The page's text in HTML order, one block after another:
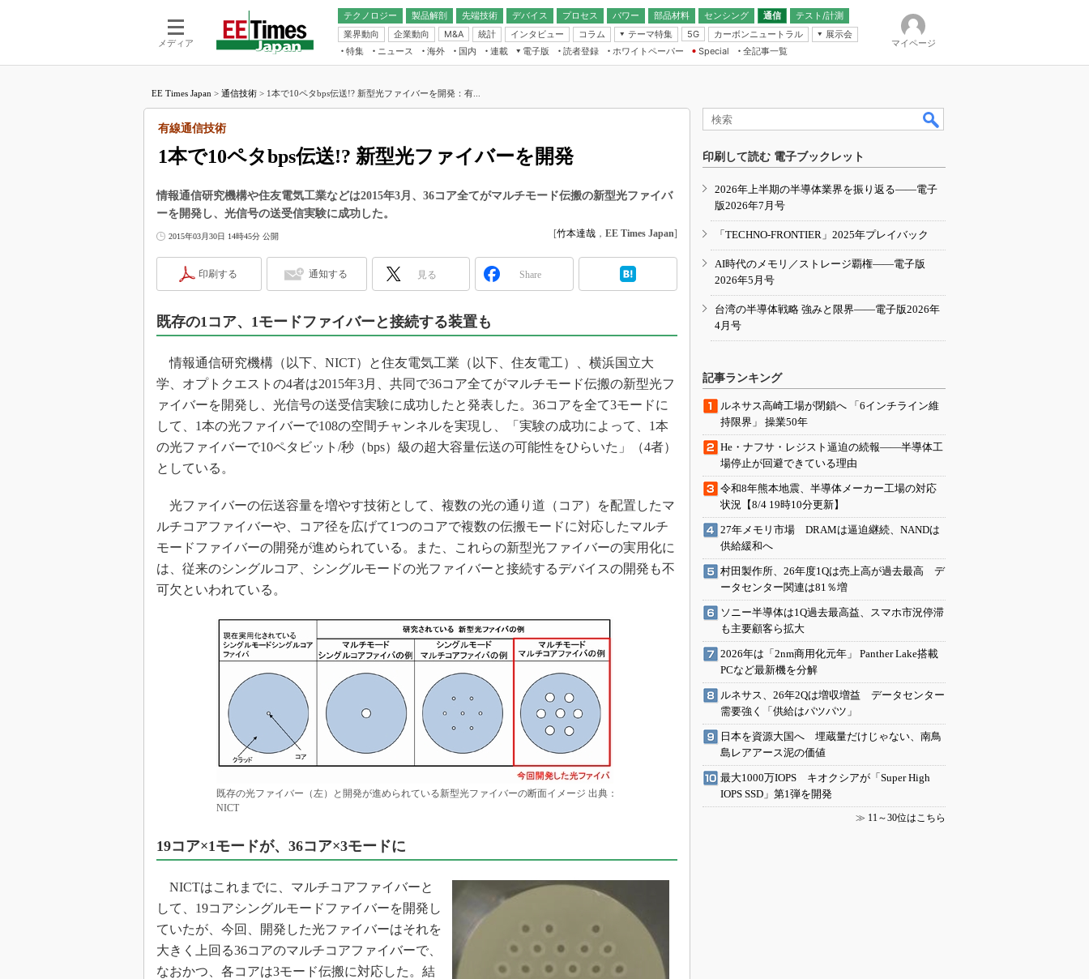
メディア
テクノロジー 製品解剖
先端技術
電池／エネルギー
デバイス
アナログ
マイコン
プロセス パワー 部品材料 センシング
通信
無線
テスト/計測
業界動向
企業動向 M&A 統計 インタビュー コラム
テーマ特集
フィジカルAI
読者調査（EE Times Research）
電源設計（EDN Japan）
エレクトロニクス入門（EDN
Japan）
5G カーボンニュートラル
展示会
IoT・エッジコンピューティング
EXPO
TECHNO-FRONTIER
人とくるま展
特集 ニュース 海外 国内
連載
福田昭のデバイス通信
大山聡の業界スコープ
リタイア直前エンジニアの社会人大
学漂流記
踊るバズワード ～Behind the
Buzzword
で起こること
光伝送技術を知る
“異端児エンジニア”が仕掛けた社内
改革、執念の180日
イノベーションは日本を救うのか
JASA発IoT通信
「英語に愛されないエンジニア」の
ための新行動論
電子版
電子ブックレット
読者登録 ホワイトペーパー
Special
全記事一覧
マイページ
EE Times Japan > 通信技術 > 1本で10ペタbps伝送!? 新型光ファイバーを開発：有...
1本で10ペタbps伝送!? 新型光ファイバーを開発
有線通信技術
情報通信研究機構や住友電気工業などは2015年3月、36コア全てがマルチモード伝搬の新型光ファイバ
ーを開発し、光信号の送受信実験に成功した。
2015年03月30日 14時45分 公開 [竹本達哉 ， EE Times Japan]
印刷する 通知する 見る Share
既存の1コア、1モードファイバーと接続する装置も
情報通信研究機構（以下、NICT）と住友電気工業（以下、住友電工）、横浜国立大
学、オプトクエストの4者は2015年3月、共同で36コア全てがマルチモード伝搬の新型光フ
ァイバーを開発し、光信号の送受信実験に成功したと発表した。36コアを全て3モードに
して、1本の光ファイバーで108の空間チャンネルを実現し、「実験の成功によって、1本
の光ファイバーで10ペタビット/秒（bps）級の超大容量伝送の可能性をひらいた」（4者）
としている。
光ファイバーの伝送容量を増やす技術として、複数の光の通り道（コア）を配置したマ
ルチコアファイバーや、コア径を広げて1つのコアで複数の伝搬モードに対応したマルチ
モードファイバーの開発が進められている。また、これらの新型光ファイバーの実用化に
は、従来のシングルコア、シングルモードの光ファイバーと接続するデバイスの開発も不
可欠といわれている。
既存の光ファイバー（左）と開発が進められている新型光ファイバーの断面イメージ 出典：
NICT
19コア×1モードが、36コア×3モードに
NICTはこれまでに、マルチコアファイバーと
して、19コアシングルモードファイバーを開発し
ていたが、今回、開発した光ファイバーはそれを
大きく上回る36コアのマルチコアファイバーで、
なおかつ、各コアは3モード伝搬に対応した。結
印刷して読む 電子ブックレット
2026年上半期の半導体業界を振り返る――電子
版2026年7月号
「TECHNO-FRONTIER」2025年プレイバック
AI時代のメモリ／ストレージ覇権――電子版
2026年5月号
台湾の半導体戦略 強みと限界――電子版2026年
4月号
記事ランキング
ルネサス高崎工場が閉鎖へ 「6インチライン維
持限界」 操業50年
He・ナフサ・レジスト逼迫の続報――半導体工
場停止が回避できている理由
令和8年熊本地震、半導体メーカー工場の対応
状況【8/4 19時10分更新】
27年メモリ市場 DRAMは逼迫継続、NANDは
供給緩和へ
村田製作所、26年度1Qは売上高が過去最高 デ
ータセンター関連は81％増
ソニー半導体は1Q過去最高益、スマホ市況停滞
も主要顧客ら拡大
2026年は「2nm商用化元年」 Panther Lake搭載
PCなど最新機を分解
ルネサス、26年2Qは増収増益 データセンター
需要強く「供給はパツパツ」
日本を資源大国へ 埋蔵量だけじゃない、南鳥
島レアアース泥の価値
最大1000万IOPS キオクシアが「Super High
IOPS SSD」第1弾を開発
≫ 11～30位はこちら